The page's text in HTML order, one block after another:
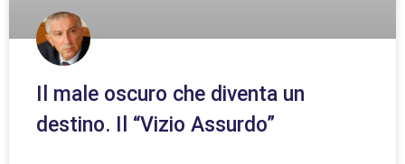
Il male oscuro che diventa un
destino. Il “Vizio Assurdo”